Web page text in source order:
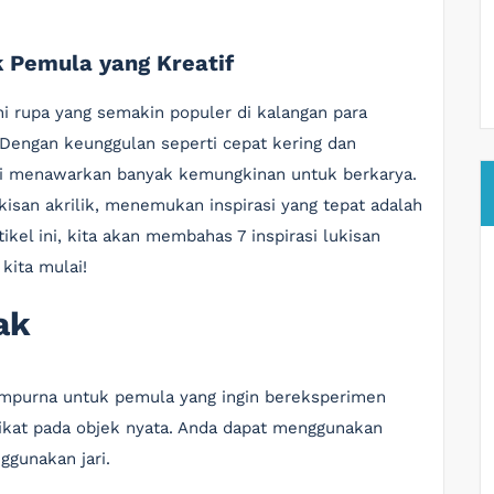
yang Kreatif
rupa yang semakin populer di kalangan para
keunggulan seperti cepat kering dan
banyak kemungkinan untuk berkarya.
akrilik, menemukan inspirasi yang tepat adalah
ini, kita akan membahas 7 inspirasi lukisan
mulai!
untuk pemula yang ingin bereksperimen
pada objek nyata. Anda dapat menggunakan
jari.